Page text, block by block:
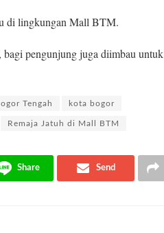
di lingkungan Mall BTM.
bagi pengunjung juga diimbau untuk
Tengah kota bogor
Remaja Jatuh di Mall BTM
Share Send